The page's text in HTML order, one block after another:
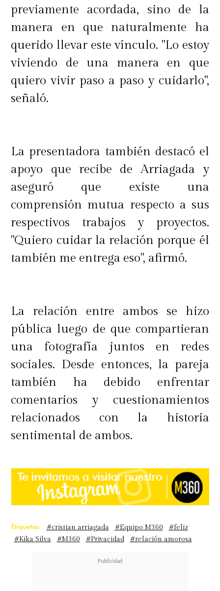
previamente acordada, sino de la
manera en que naturalmente ha
querido llevar este vínculo. "Lo estoy
viviendo de una manera en que
quiero vivir paso a paso y cuidarlo",
señaló.
La presentadora también destacó el
apoyo que recibe de Arriagada y
aseguró que existe una
comprensión mutua respecto a sus
respectivos trabajos y proyectos.
"Quiero cuidar la relación porque él
también me entrega eso", afirmó.
La relación entre ambos se hizo
pública luego de que compartieran
una fotografía juntos en redes
sociales. Desde entonces, la pareja
también ha debido enfrentar
comentarios y cuestionamientos
relacionados con la historia
sentimental de ambos.
Etiquetas : #cristian arriagada #Equipo M360
#feliz
#Kika Silva
#M360 #Privacidad #relación amorosa